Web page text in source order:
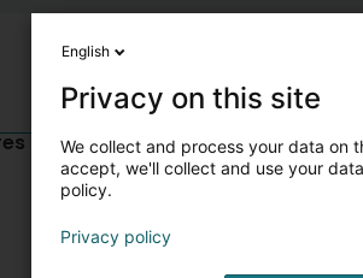
English
Privacy on this site
We collect and process your data on
accept, we'll collect and use your
policy.
Privacy policy